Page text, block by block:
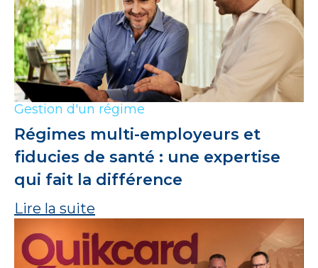
Gestion d'un régime
Régimes multi-employeurs et
fiducies de santé : une expertise
qui fait la différence
Lire la suite